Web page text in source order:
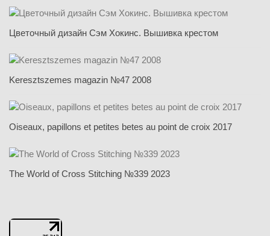
Цветочный дизайн Сэм Хокинс. Вышивка крестом
Keresztszemes magazin №47 2008
Oiseaux, papillons et petites betes au point de croix 2017
The World of Cross Stitching №339 2023